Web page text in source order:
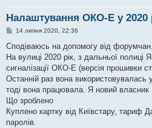
Налаштування ОКО-Е у 2020
П
в
д
о
л
е
н
н
я
14 липня 2020, 22:36
Сподіваюсь на допомогу від
На вулиці 2020 рік, з дальньої полиці
сигналізації ОКО-Е (версія прошивки
Останній раз вона використовувалась
тоді вона працювала. Я новий власник
Що зроблено
Куплено картку від Київстару, тариф
паролів.